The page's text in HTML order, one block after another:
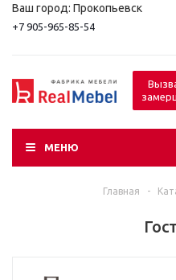
Ваш город: Прокопьевск
+7 905-965-85-54
МЕНЮ
Главная -